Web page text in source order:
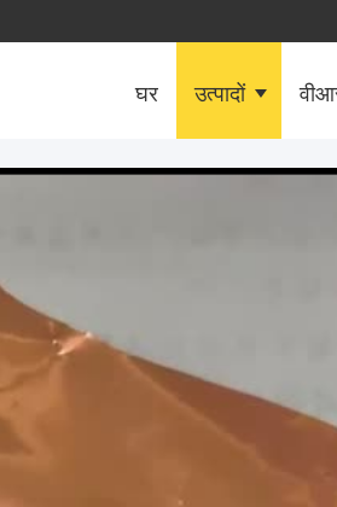
घर उत्पादों